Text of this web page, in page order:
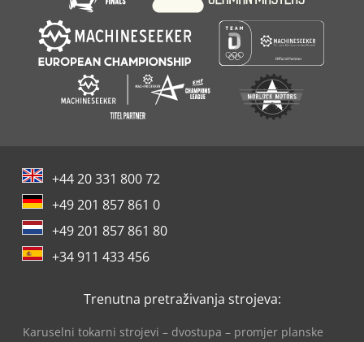
+44 20 331 800 72
+49 201 857 861 0
+49 201 857 861 80
+34 911 433 456
Trenutna pretraživanja strojeva:
Karuselni tokarni strojevi – dvostupa – promjer planske